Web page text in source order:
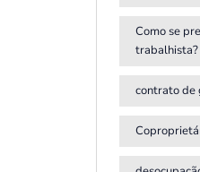
Como se
trabalhista?
contrato de